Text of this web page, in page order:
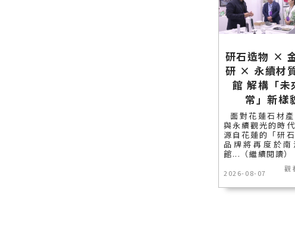
研石造物 ×
研 × 永續材
館 解構「未
常」新樣
面對花蓮石材
與永續觀光的時代
源自花蓮的「研石
品牌將再度於南
館...（繼續閱讀）
2026-08-07
觀